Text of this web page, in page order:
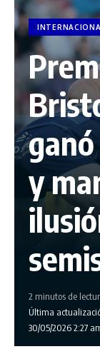
y
Última
30/05/2026 2:27
2 minutos de